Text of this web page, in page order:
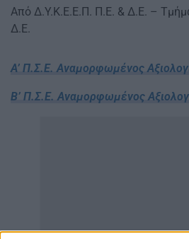
Από Δ.Υ.Κ.Ε.Ε.Π. Π.Ε. & Δ.Ε. –
Δ.Ε.
Α’ Π.Σ.Ε. Αναμορφωμένος
Β’ Π.Σ.Ε. Αναμορφωμένος